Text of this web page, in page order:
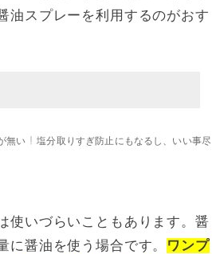
油スプレーを利用するのがおす
無い
塩分取りすぎ防止にもなるし、いい事尽
使いづらいこともあります。醤
醤油を使う場合です。 ワンプ